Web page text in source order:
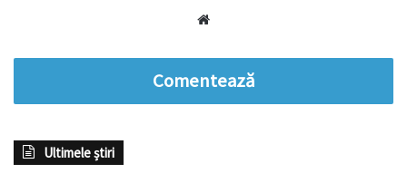
Comentează
Ultimele știri